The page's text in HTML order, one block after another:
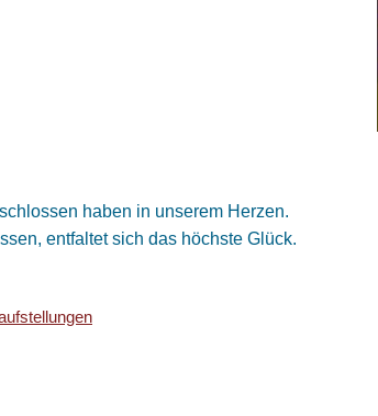
haben in unserem Herzen.
entfaltet sich das höchste Glück.